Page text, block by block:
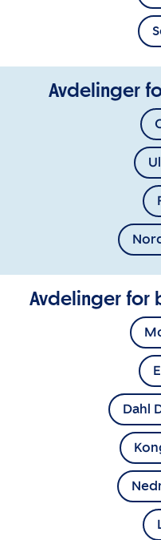
Avdelinger
Avdelinger for
Dahl